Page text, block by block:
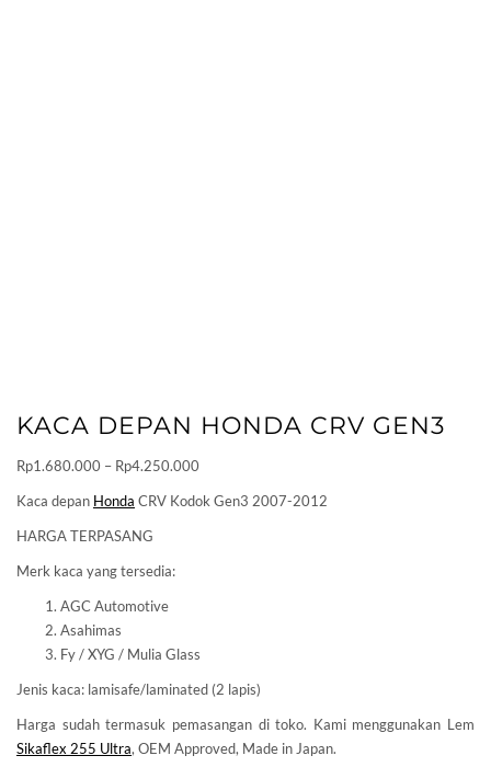
KACA DEPAN HONDA CRV GEN3
Rp1.680.000 – Rp4.250.000
Kaca depan Honda CRV Kodok Gen3 2007-2012
HARGA TERPASANG
Merk kaca yang tersedia:
AGC Automotive
Asahimas
Fy / XYG / Mulia Glass
Jenis kaca: lamisafe/laminated (2 lapis)
Harga sudah termasuk pemasangan di toko. Kami menggunakan Lem
Sikaflex 255 Ultra, OEM Approved, Made in Japan.